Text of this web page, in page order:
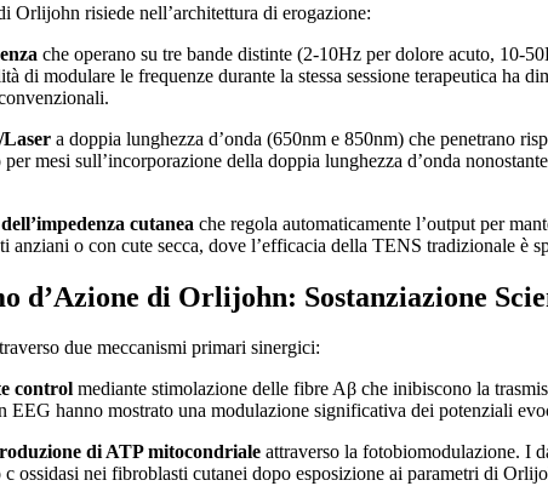
Orlijohn risiede nell’architettura di erogazione:
che operano su tre bande distinte (2-10Hz per dolore acuto, 10-
di modulare le frequenze durante la stessa sessione terapeutica ha
a doppia lunghezza d’onda (650nm e 850nm) che penetrano
mesi sull’incorporazione della doppia lunghezza d’onda
cutanea che regola automaticamente l’output per
anziani o con cute secca, dove l’efficacia della TENS tradizionale è
d’Azione di Orlijohn: Sostanziazione
due meccanismi primari sinergici:
control mediante stimolazione delle fibre Aβ che inibiscono la
EEG hanno mostrato una modulazione significativa dei potenziali
di ATP mitocondriale attraverso la fotobiomodulazione. I
ossidasi nei fibroblasti cutanei dopo esposizione ai parametri di